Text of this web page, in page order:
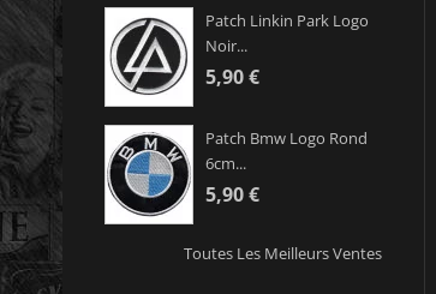
Patch Linkin Park Logo
Noir...
5,90 €
Patch Bmw Logo Rond
6cm...
5,90 €
Toutes Les Meilleurs Ventes